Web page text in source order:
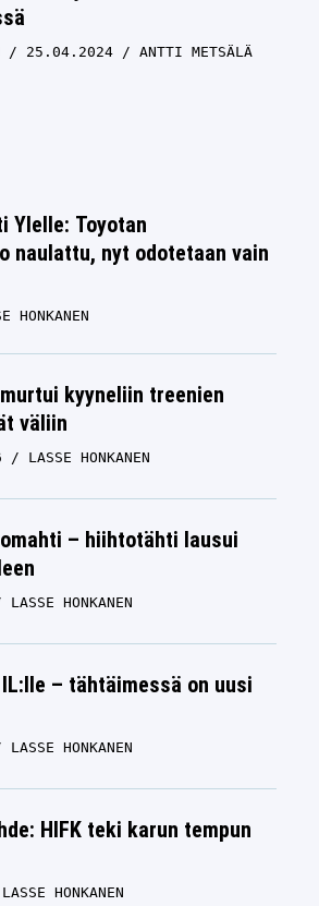
25.04.2024 ANTTI METSÄLÄ
Ylelle: Toyotan
naulattu, nyt odotetaan vain
HONKANEN
kyyneliin treenien
väliin
LASSE HONKANEN
– hiihtotähti lausui
LASSE HONKANEN
– tähtäimessä on uusi
LASSE HONKANEN
HIFK teki karun tempun
LASSE HONKANEN